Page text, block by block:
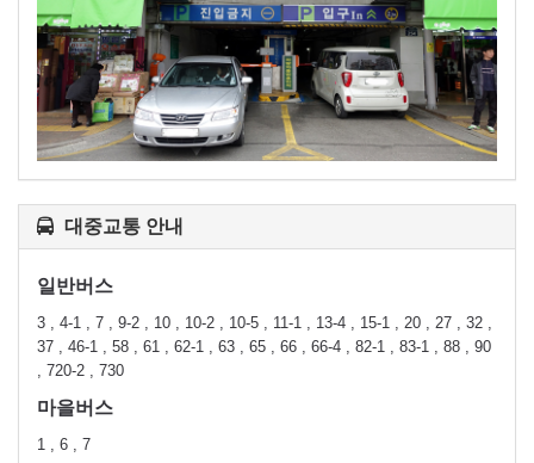
대중교통 안내
일반버스
3 , 4-1 , 7 , 9-2 , 10 , 10-2 , 10-5 , 11-1 , 13-4 , 15-1 , 20 , 27 , 32 ,
37 , 46-1 , 58 , 61 , 62-1 , 63 , 65 , 66 , 66-4 , 82-1 , 83-1 , 88 , 90
, 720-2 , 730
마을버스
1 , 6 , 7